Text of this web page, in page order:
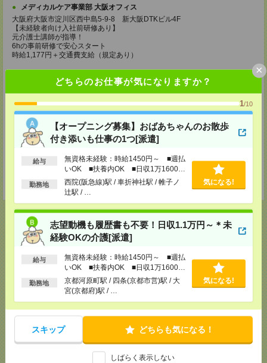
どちらのお仕事が気になりますか？
1/10
【オープニング募集】おばあちゃんのお散歩
付き添いも仕事の1つ[派遣]
給与
無資格未経験：時給1450円～ ■週払
いOK ■扶養内OK ■日収1万1600円
以上
勤務地
西院(阪急線)駅 / 車折神社駅 / 帷子ノ
辻駅 / …
気になる!
志望動機も履歴書も不要！日収1.1万円～＊未
経験OKの介護[派遣]
給与
無資格未経験：時給1450円～ ■週払
いOK ■扶養内OK ■日収1万1600円
以上
勤務地
京都河原町駅 / 四条(京都市営)駅 / 大
宮(京都府)駅 / …
気になる!
スキップ どちらも気になる！
しばらく表示しない
×
メディカルケア事業部 大阪オフィス
大阪府大阪市淀川区西中島5-9-8 新大阪DTKビル4F
【未経験者向け入社前研修あり】
元介護士講師が指導！
6hの事前研修で安心スタート
時給1,177円＋交通費支給（規定あり）
tenshoku@nikken-ts.jp
メディカルケア事業部 京都オフィス
京都府京都市下京区東塩小路町843番地2 日本生命京都ヤサカビル5F
TEL：0120-975-927
MAIL：tenshoku@nikken-ts.jp
担当：採用担当
登録交通費
★今ならご来社登録でQUOカード2000円分をプレゼント中★
気になる！ 電話応募
メール LINEで送る